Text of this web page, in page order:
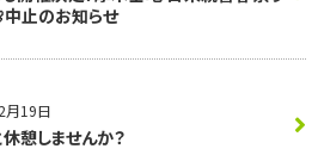
止のお知らせ
月19日
休憩しませんか？